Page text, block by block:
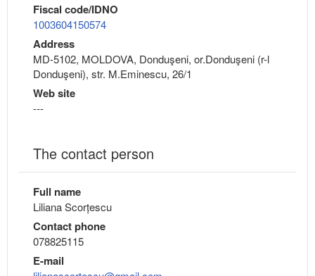
Fiscal code/IDNO
1003604150574
Address
MD-5102, MOLDOVA, Donduşeni, or.Donduşeni (r-l
Donduşeni), str. M.Eminescu, 26/1
Web site
---
The contact person
Full name
Liliana Scorțescu
Contact phone
078825115
E-mail